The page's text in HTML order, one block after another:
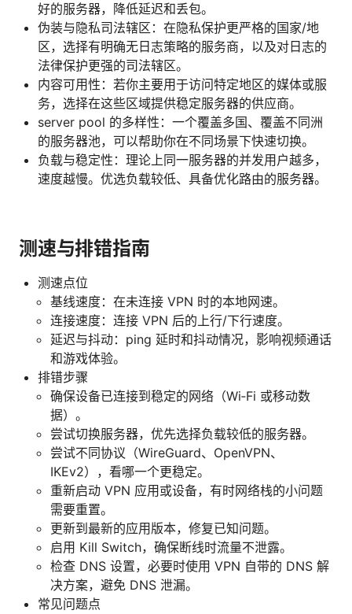
好的服务器，降低延迟和丢包。
伪装与隐私司法辖区：在隐私保护更严格的国家/地
区，选择有明确无日志策略的服务商，以及对日志的
法律保护更强的司法辖区。
内容可用性：若你主要用于访问特定地区的媒体或服
务，选择在这些区域提供稳定服务器的供应商。
server pool 的多样性：一个覆盖多国、覆盖不同洲
的服务器池，可以帮助你在不同场景下快速切换。
负载与稳定性：理论上同一服务器的并发用户越多，
速度越慢。优选负载较低、具备优化路由的服务器。
测速与排错指南
测速点位
基线速度：在未连接 VPN 时的本地网速。
连接速度：连接 VPN 后的上行/下行速度。
延迟与抖动：ping 延时和抖动情况，影响视频通话
和游戏体验。
排错步骤
确保设备已连接到稳定的网络（Wi‑Fi 或移动数
据）。
尝试切换服务器，优先选择负载较低的服务器。
尝试不同协议（WireGuard、OpenVPN、
IKEv2），看哪一个更稳定。
重新启动 VPN 应用或设备，有时网络栈的小问题
需要重置。
更新到最新的应用版本，修复已知问题。
启用 Kill Switch，确保断线时流量不泄露。
检查 DNS 设置，必要时使用 VPN 自带的 DNS 解
决方案，避免 DNS 泄漏。
常见问题点